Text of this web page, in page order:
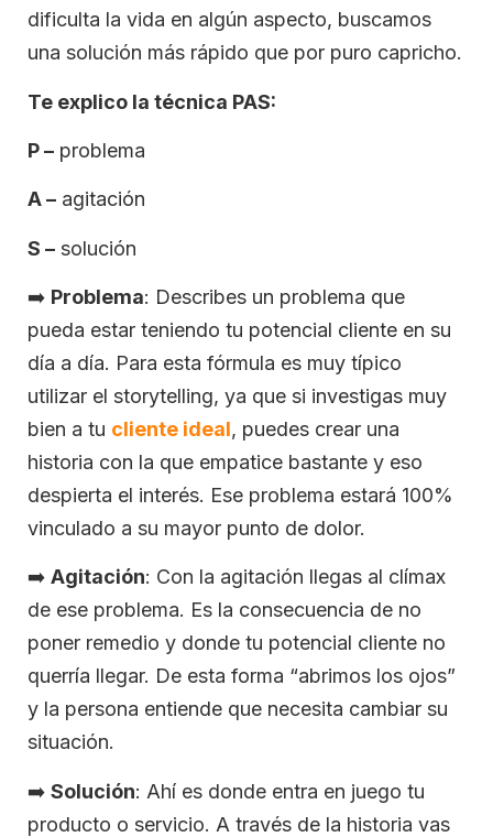
dificulta la vida en algún aspecto, buscamos
una solución más rápido que por puro capricho.
Te explico la técnica PAS:
P – problema
A – agitación
S – solución
➡️ Problema: Describes un problema que
pueda estar teniendo tu potencial cliente en su
día a día. Para esta fórmula es muy típico
utilizar el storytelling, ya que si investigas muy
bien a tu cliente ideal, puedes crear una
historia con la que empatice bastante y eso
despierta el interés. Ese problema estará 100%
vinculado a su mayor punto de dolor.
➡️ Agitación: Con la agitación llegas al clímax
de ese problema. Es la consecuencia de no
poner remedio y donde tu potencial cliente no
querría llegar. De esta forma “abrimos los ojos”
y la persona entiende que necesita cambiar su
situación.
➡️ Solución: Ahí es donde entra en juego tu
producto o servicio. A través de la historia vas